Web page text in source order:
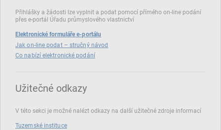
Přihlášky a žádosti lze vyplnit a podat pomocí přímého on‑line podání
přes e‑portál Úřadu průmyslového vlastnictví
Elektronické formuláře e-portálu
Jak on-line podat – stručný návod
Co nabízí elektronické podání
Užitečné odkazy
V této sekci je možné nalézt odkazy na další užitečné zdroje informací
Tuzemské instituce